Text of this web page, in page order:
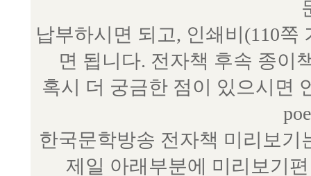
납부하시면 되고, 인쇄비(110
면 됩니다. 전자책 후속 종이
혹시 더 궁금한 점이 있으시면
한국문학방송 전자책 미리보
제일 아래부분에 미리보기